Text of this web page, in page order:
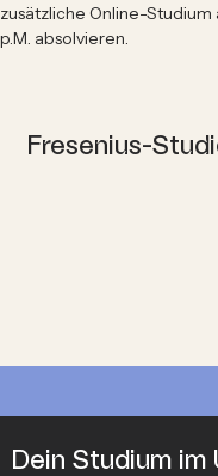
zusätzliche Online-Studium
p.M. absolvieren.
Fresenius-
Dein Studium im